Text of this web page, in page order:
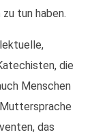
tun haben.
die
Menschen
das